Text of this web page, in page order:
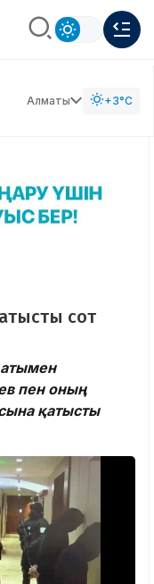
Алматы +3°C
сот
пен оның
қатысты